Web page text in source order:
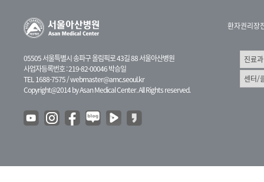
05505 서울특별시 송파구 올림픽로 43길 88 서울아산병원
사업자등록번호 : 219-82-00046 박승일
TEL 1688-7575 /webmaster@amc.seoul.kr
Copyright@2014 by Asan Medical Center. All Rights reserved.
환자권리장